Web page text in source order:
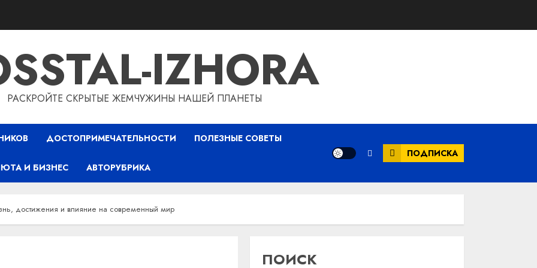
IZHORA
РАСКРОЙТЕ СКРЫТЫЕ ЖЕМЧУЖИНЫ НАШЕЙ ПЛАНЕТЫ
ДОСТОПРИМЕЧАТЕЛЬНОСТИ ПОЛЕЗНЫЕ СОВЕТЫ
И БИЗНЕС АВТОРУБРИКА
ПОДПИСКА
достижения и влияние на современный мир
ПОИСК